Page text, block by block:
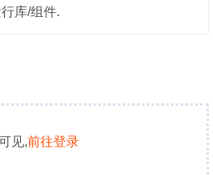
库/组件.
见,前往登录